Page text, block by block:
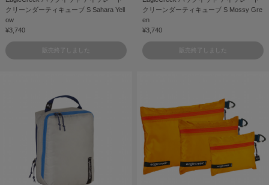
クリーンダーティキューブ S Sahara Yell
ow
¥3,740
販売終了しました
クリーンダーティキューブ S Mossy Gre
en
¥3,740
販売終了しました